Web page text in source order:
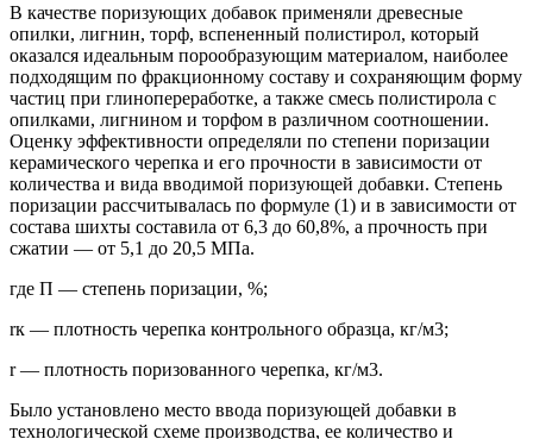
В качестве поризующих добавок применяли древесные
опилки, лигнин, торф, вспененный полистирол, который
оказался идеальным порообразующим материалом, наиболее
подходящим по фракционному составу и сохраняющим форму
частиц при глинопереработке, а также смесь полистирола с
опилками, лигнином и торфом в различном соотношении.
Оценку эффективности определяли по степени поризации
керамического черепка и его прочности в зависимости от
количества и вида вводимой поризующей добавки. Степень
поризации рассчитывалась по формуле (1) и в зависимости от
состава шихты составила от 6,3 до 60,8%, а прочность при
сжатии — от 5,1 до 20,5 МПа.
где П — степень поризации, %;
rк — плотность черепка контрольного образца, кг/м3;
r — плотность поризованного черепка, кг/м3.
Было установлено место ввода поризующей добавки в
технологической схеме производства, ее количество и